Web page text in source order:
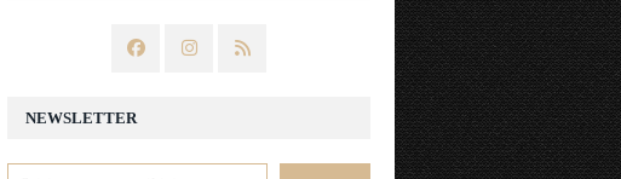
NEWSLETTER